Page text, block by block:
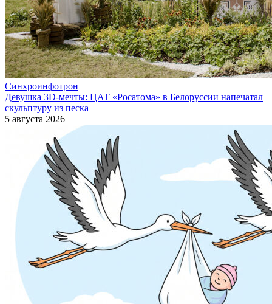
Синхроинфотрон
Девушка 3D-мечты: ЦАТ «Росатома» в Белоруссии напечатал
скульптуру из песка
5 августа 2026